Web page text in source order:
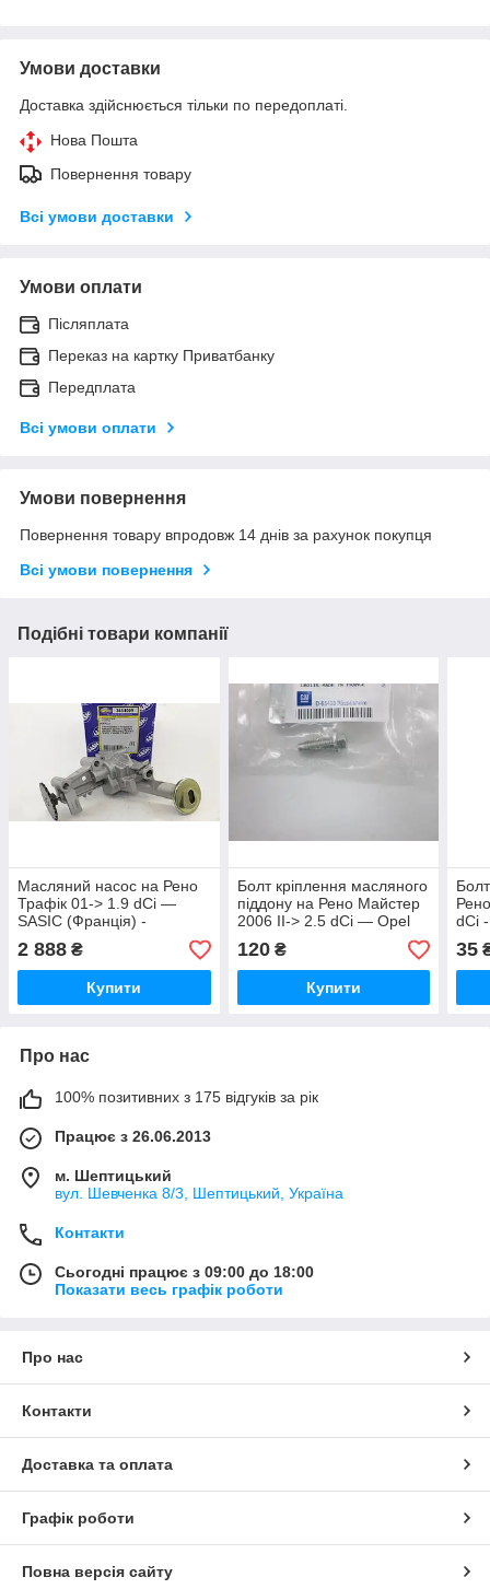
Умови доставки
Доставка здійснюється тільки по передоплаті.
Нова Пошта
Повернення товару
Всі умови доставки
Умови оплати
Післяплата
Переказ на картку Приватбанку
Передплата
Всі умови оплати
Умови повернення
Повернення товару впродовж 14 днів за рахунок покупця
Всі умови повернення
Подібні товари компанії
Масляний насос на Рено
Трафік 01-> 1.9 dCi —
SASIC (Франція) -
3654009
2 888 ₴
Купити
Болт кріплення масляного
піддону на Рено Майстер
2006 II-> 2.5 dCi — Opel
(Оригінал) - 4431758
120₴
Купити
dCi
35
Про нас
100% позитивних з 175 відгуків за рік
Працює з 26.06.2013
м. Шептицький
вул. Шевченка 8/3, Шептицький, Україна
Контакти
Сьогодні працює з 09:00 до 18:00
Показати весь графік роботи
Про нас
Контакти
Доставка та оплата
Графік роботи
Повна версія сайту